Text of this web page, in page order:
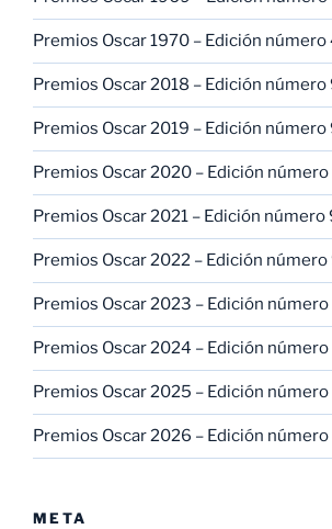
Premios Oscar 1970 – Edición número
Premios Oscar 2018 – Edición número
Premios Oscar 2019 – Edición número
Premios Oscar 2020 – Edición
Premios Oscar 2021 – Edición número
Premios Oscar 2022 – Edición número
Premios Oscar 2023 – Edición
Premios Oscar 2024 – Edición
Premios Oscar 2025 – Edición
Premios Oscar 2026 – Edición
META